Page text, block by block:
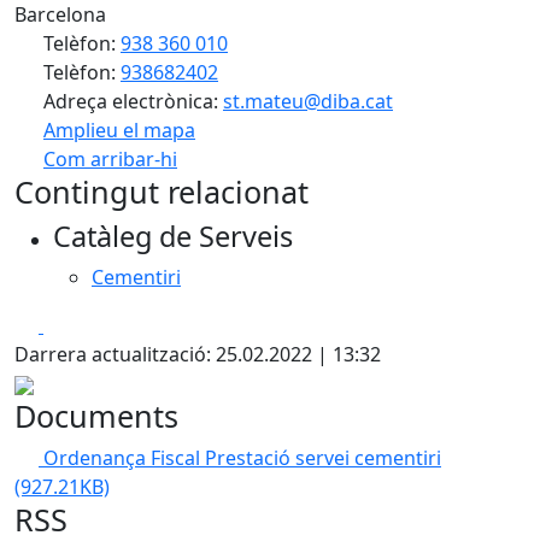
Barcelona
Telèfon: 938 360 010
Telèfon: 938682402
Adreça electrònica: st.mateu@diba.cat
Amplieu el mapa
Com arribar-hi
+
−
Contingut relacionat
Catàleg de Serveis
Cementiri
Darrera actualització: 25.02.2022 | 13:32
Documents
Ordenança Fiscal Prestació servei cementiri
(927.21KB)
RSS